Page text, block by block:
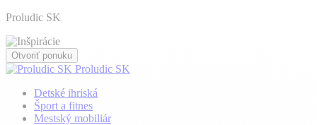
Proludic SK
Otvoriť ponuku
Proludic SK
Detské ihriská
Šport a fitnes
Mestský mobiliár